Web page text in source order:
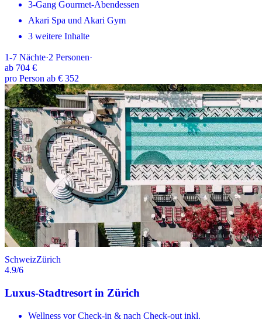
3-Gang Gourmet-Abendessen
Akari Spa und Akari Gym
3 weitere Inhalte
1-7 Nächte·2 Personen·
ab 704 €
pro Person ab € 352
SchweizZürich
4.9/6
Luxus-Stadtresort in Zürich
Wellness vor Check-in & nach Check-out inkl.